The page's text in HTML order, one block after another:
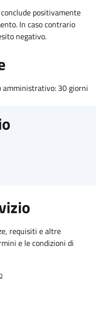
positivamente
In caso contrario
negativo.
amministrativo: 30 giorni
requisiti e altre
e le condizioni di